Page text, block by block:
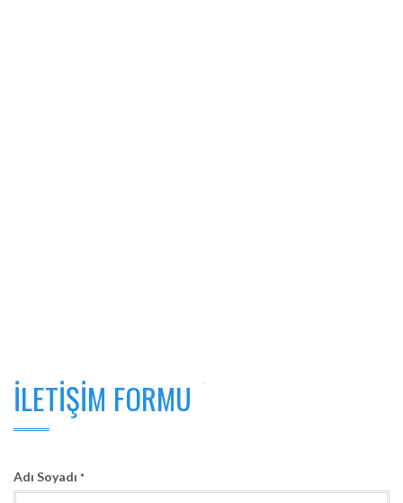
İLETIŞIM FORMU
Adı Soyadı *